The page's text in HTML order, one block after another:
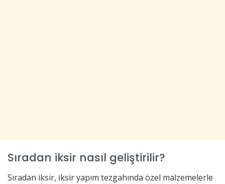
Sıradan iksir nasıl geliştirilir?
Sıradan iksir, iksir yapım tezgahında özel malzemelerle